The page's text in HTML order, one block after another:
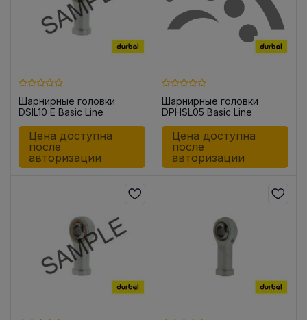
Шарнирные головки
DSIL10 E Basic Line
Цена доступна
после
авторизации
Шарнирные головки
DPHSL05 Basic Line
Цена доступна
после
авторизации